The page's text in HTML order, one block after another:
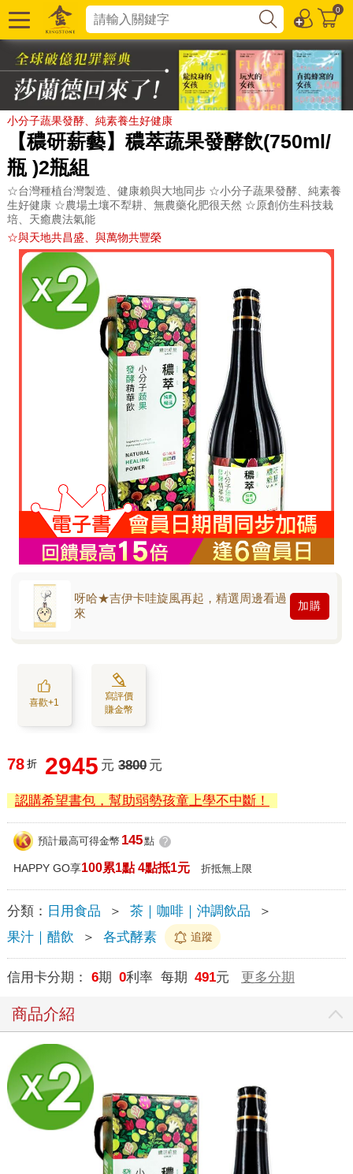
0
小分子蔬果發酵、純素養生好健康
【穠研薪藝】穠萃蔬果發酵飲(750ml/
瓶 )2瓶組
☆台灣種植台灣製造、健康賴與大地同步 ☆小分子蔬果發酵、純素養
生好健康 ☆農場土壤不犁耕、無農藥化肥很天然 ☆原創仿生科技栽
培、天癒農法氣能
☆與天地共昌盛、與萬物共豐榮
呀哈★吉伊卡哇旋風再起，精選周邊看過
來
加購
喜歡+1
寫評價
賺金幣
78 折 2945 元 3800 元
認購希望書包，幫助弱勢孩童上學不中斷！
預計最高可得金幣 145點 ?
HAPPY GO享100累1點 4點抵1元 折抵無上限
分類： 日用食品 ＞ 茶｜咖啡｜沖調飲品
＞
果汁｜醋飲
＞ 各式酵素 追蹤
信用卡分期： 6期 0利率 每期 491元 更多分期
商品介紹